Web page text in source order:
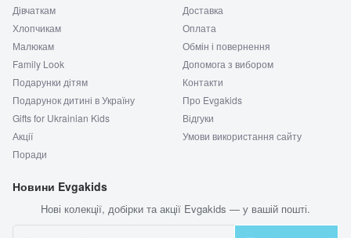
Дівчаткам
Хлопчикам
Малюкам
Family Look
Подарунки дітям
Подарунок дитині в Україну
Gifts for Ukrainian Kids
Акції
Поради
Доставка
Оплата
Обмін і повернення
Допомога з вибором
Контакти
Про Evgakids
Відгуки
Умови використання сайту
Новини Evgakids
Нові колекції, добірки та акції Evgakids — у вашій пошті.